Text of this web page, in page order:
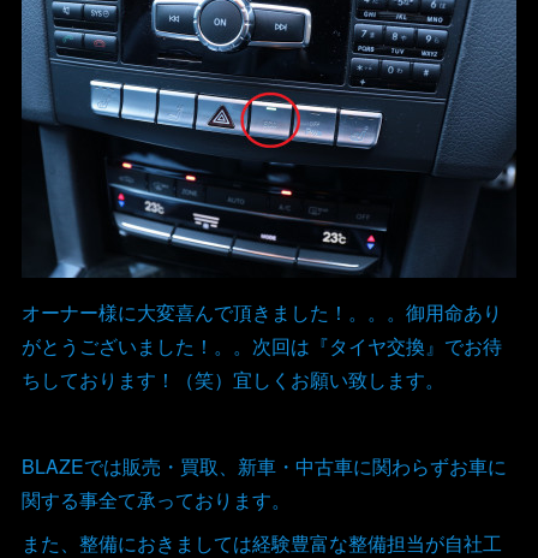
オーナー様に大変喜んで頂きました！。。。御用命あり
がとうございました！。。次回は『タイヤ交換』でお待
ちしております！（笑）宜しくお願い致します。
BLAZEでは販売・買取、新車・中古車に関わらずお車に
関する事全て承っております。
また、整備におきましては経験豊富な整備担当が自社工